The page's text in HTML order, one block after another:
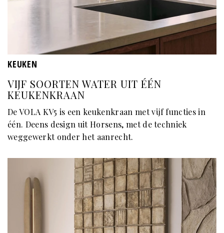
KEUKEN
VIJF SOORTEN WATER UIT ÉÉN
KEUKENKRAAN
De VOLA KV5 is een keukenkraan met vijf functies in
één. Deens design uit Horsens, met de techniek
weggewerkt onder het aanrecht.